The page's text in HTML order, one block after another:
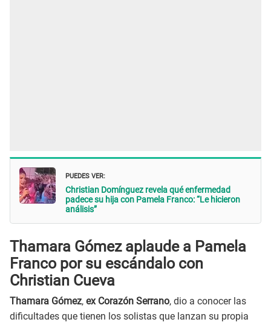
PUEDES VER:
Christian Domínguez revela qué enfermedad
padece su hija con Pamela Franco: “Le hicieron
análisis”
Thamara Gómez aplaude a Pamela
Franco por su escándalo con
Christian Cueva
Thamara Gómez, ex Corazón Serrano, dio a conocer las
dificultades que tienen los solistas que lanzan su propia